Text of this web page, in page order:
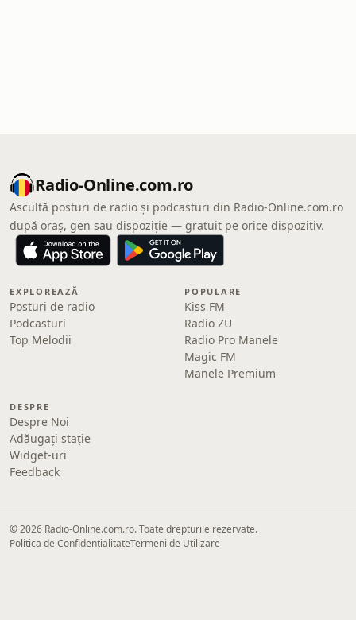
Radio-Online.com.ro
Ascultă posturi de radio și podcasturi din Radio-Online.com.ro
după oraș, gen sau dispoziție — gratuit pe orice dispozitiv.
EXPLOREAZĂ
Posturi de radio
Podcasturi
Top Melodii
POPULARE
Kiss FM
Radio ZU
Radio Pro Manele
Magic FM
Manele Premium
DESPRE
Despre Noi
Adăugați stație
Widget-uri
Feedback
© 2026 Radio-Online.com.ro. Toate drepturile rezervate.
Politica de ConfidențialitateTermeni de Utilizare